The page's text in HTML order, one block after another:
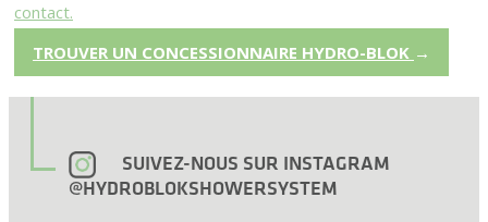
contact.
TROUVER UN CONCESSIONNAIRE HYDRO-BLOK →
SUIVEZ-NOUS SUR INSTAGRAM
@HYDROBLOKSHOWERSYSTEM